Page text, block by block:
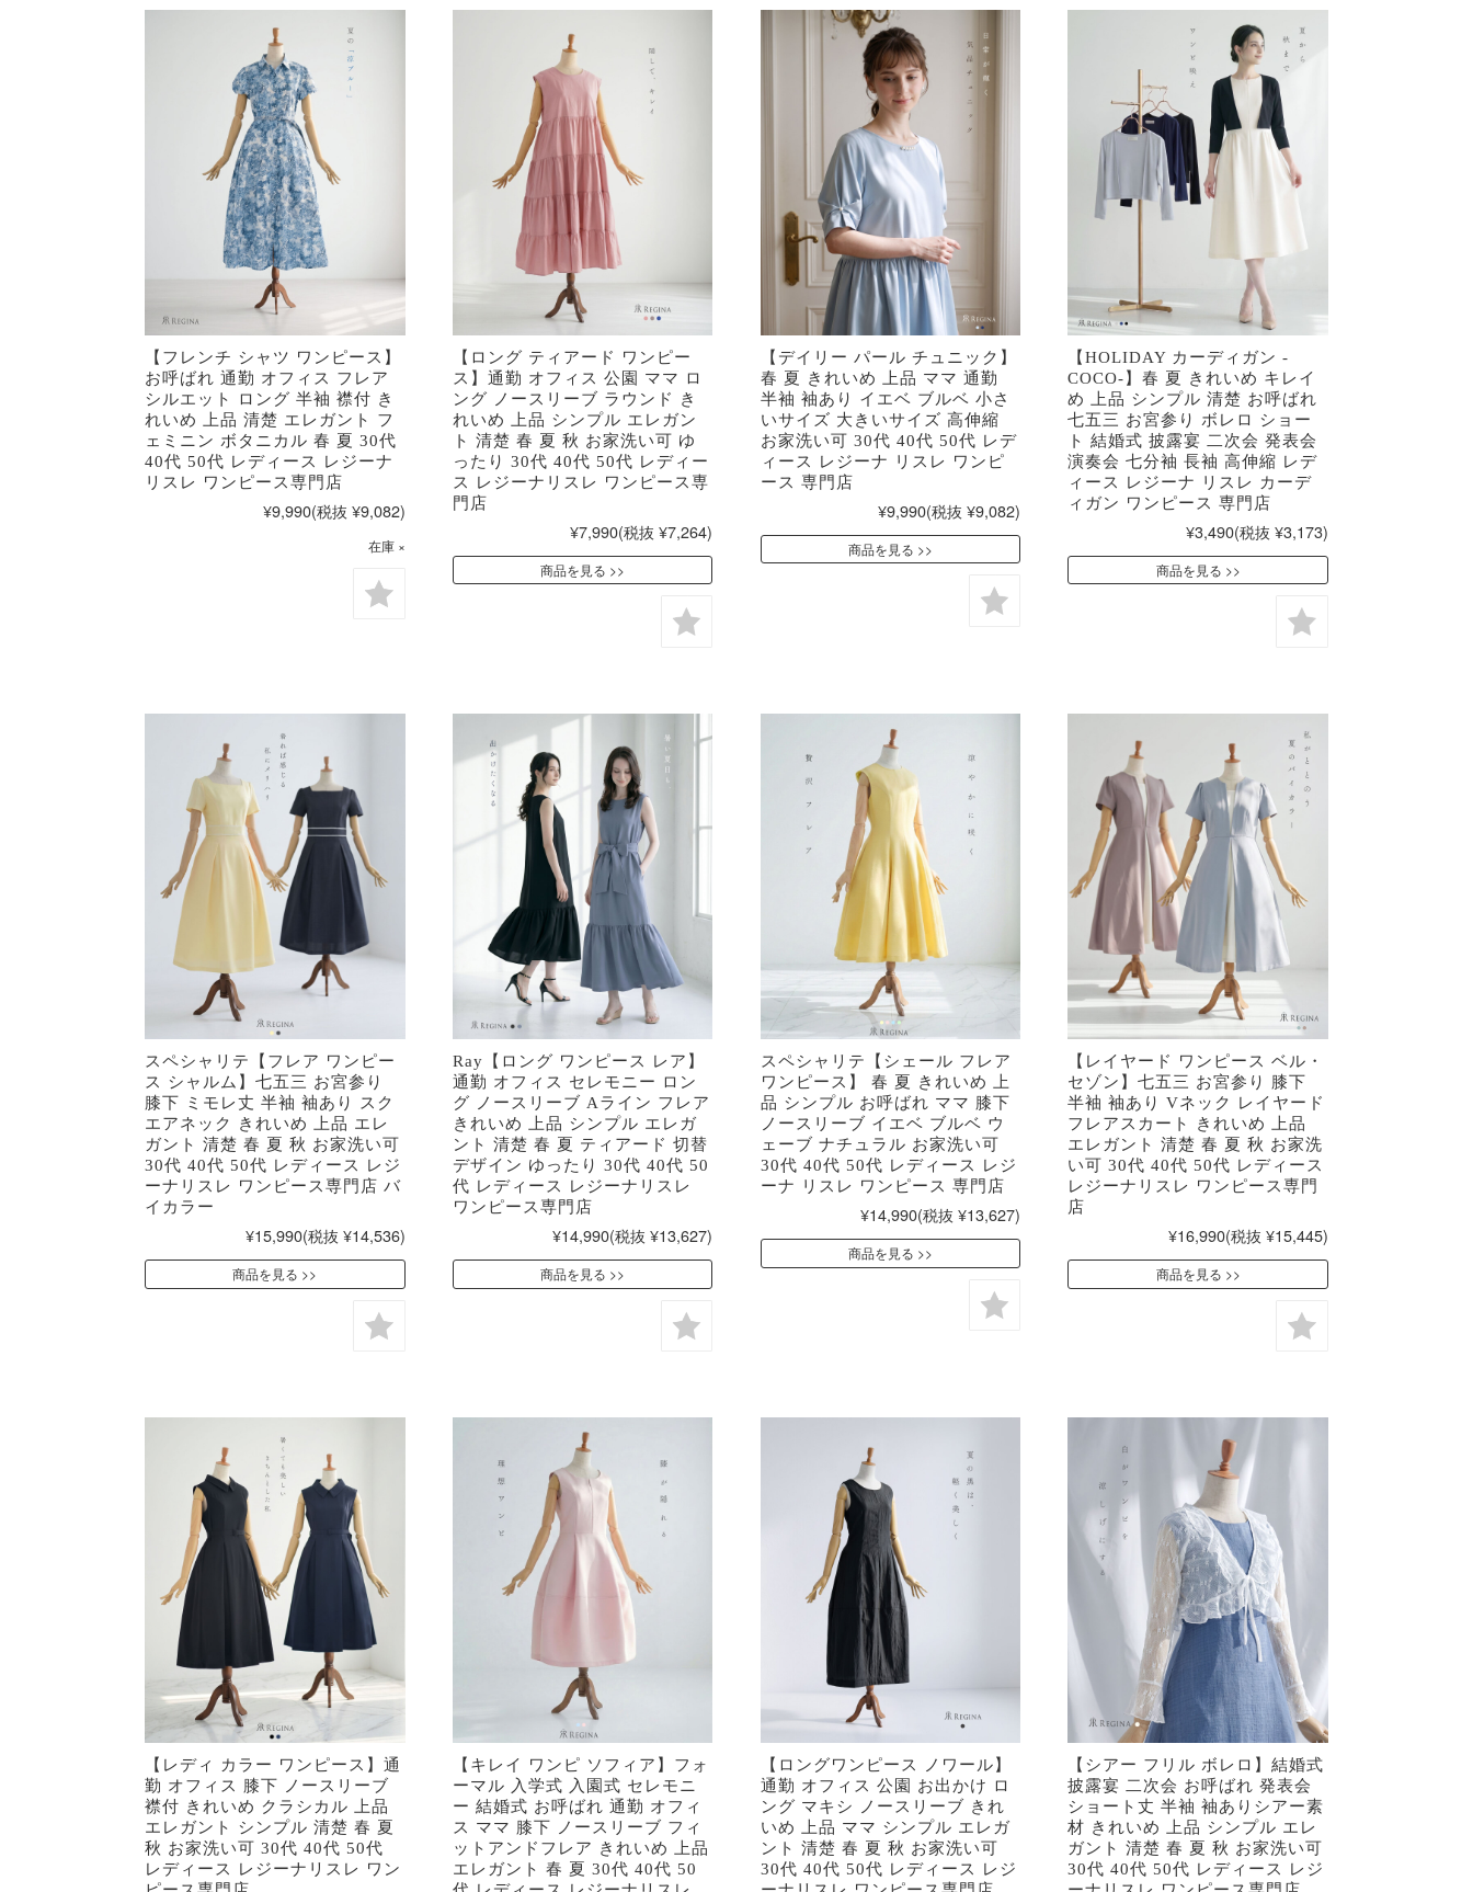
【フレンチ シャツ ワンピース】
お呼ばれ 通勤 オフィス フレア
シルエット ロング 半袖 襟付 き
れいめ 上品 清楚 エレガント フ
ェミニン ボタニカル 春 夏 30代
40代 50代 レディース レジーナ
リスレ ワンピース専門店
¥9,990(税抜 ¥9,082)
在庫 ×
【ロング ティアード ワンピー
ス】通勤 オフィス 公園 ママ ロ
ング ノースリーブ ラウンド き
れいめ 上品 シンプル エレガン
ト 清楚 春 夏 秋 お家洗い可 ゆ
ったり 30代 40代 50代 レディー
ス レジーナリスレ ワンピース専
門店
¥7,990(税抜 ¥7,264)
商品を見る
【デイリー パール チュニック】
春 夏 きれいめ 上品 ママ 通勤
半袖 袖あり イエベ ブルベ 小さ
いサイズ 大きいサイズ 高伸縮
お家洗い可 30代 40代 50代 レデ
ィース レジーナ リスレ ワンピ
ース 専門店
¥9,990(税抜 ¥9,082)
商品を見る
【HOLIDAY カーディガン -
COCO-】春 夏 きれいめ キレイ
め 上品 シンプル 清楚 お呼ばれ
七五三 お宮参り ボレロ ショー
ト 結婚式 披露宴 二次会 発表会
演奏会 七分袖 長袖 高伸縮 レデ
ィース レジーナ リスレ カーデ
ィガン ワンピース 専門店
¥3,490(税抜 ¥3,173)
商品を見る
スペシャリテ【フレア ワンピー
ス シャルム】七五三 お宮参り
膝下 ミモレ丈 半袖 袖あり スク
エアネック きれいめ 上品 エレ
ガント 清楚 春 夏 秋 お家洗い可
30代 40代 50代 レディース レジ
ーナリスレ ワンピース専門店 バ
イカラー
¥15,990(税抜 ¥14,536)
商品を見る
Ray【ロング ワンピース レア】
通勤 オフィス セレモニー ロン
グ ノースリーブ Aライン フレア
きれいめ 上品 シンプル エレガ
ント 清楚 春 夏 ティアード 切替
デザイン ゆったり 30代 40代 50
代 レディース レジーナリスレ
ワンピース専門店
¥14,990(税抜 ¥13,627)
商品を見る
スペシャリテ【シェール フレア
ワンピース】 春 夏 きれいめ 上
品 シンプル お呼ばれ ママ 膝下
ノースリーブ イエベ ブルベ ウ
ェーブ ナチュラル お家洗い可
30代 40代 50代 レディース レジ
ーナ リスレ ワンピース 専門店
¥14,990(税抜 ¥13,627)
商品を見る
【レイヤード ワンピース ベル・
セゾン】七五三 お宮参り 膝下
半袖 袖あり Vネック レイヤード
フレアスカート きれいめ 上品
エレガント 清楚 春 夏 秋 お家洗
い可 30代 40代 50代 レディース
レジーナリスレ ワンピース専門
店
¥16,990(税抜 ¥15,445)
商品を見る
【レディ カラー ワンピース】通
勤 オフィス 膝下 ノースリーブ
襟付 きれいめ クラシカル 上品
エレガント シンプル 清楚 春 夏
秋 お家洗い可 30代 40代 50代
レディース レジーナリスレ ワン
【キレイ ワンピ ソフィア】フォ
ーマル 入学式 入園式 セレモニ
ー 結婚式 お呼ばれ 通勤 オフィ
ス ママ 膝下 ノースリーブ フィ
ットアンドフレア きれいめ 上品
エレガント 春 夏 30代 40代 50
【ロングワンピース ノワール】
通勤 オフィス 公園 お出かけ ロ
ング マキシ ノースリーブ きれ
いめ 上品 ママ シンプル エレガ
ント 清楚 春 夏 秋 お家洗い可
30代 40代 50代 レディース レジ
【シアー フリル ボレロ】結婚式
披露宴 二次会 お呼ばれ 発表会
ショート丈 半袖 袖ありシアー素
材 きれいめ 上品 シンプル エレ
ガント 清楚 春 夏 秋 お家洗い可
30代 40代 50代 レディース レジ